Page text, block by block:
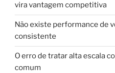
vira vantagem competitiva
Não existe performance de
consistente
O erro de tratar alta escala
comum